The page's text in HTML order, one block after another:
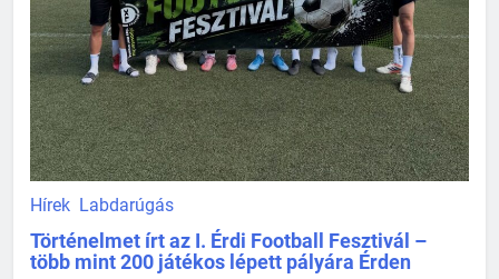
Hírek Labdarúgás
Történelmet írt az I. Érdi Football Fesztivál –
több mint 200 játékos lépett pályára Érden